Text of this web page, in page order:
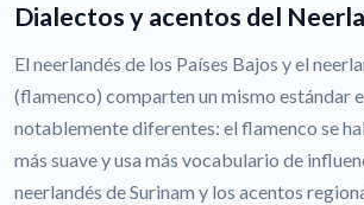
Dialectos y acentos del
El neerlandés de los Países Bajos y el
(flamenco) comparten un mismo estándar
notablemente diferentes: el flamenco se
más suave y usa más vocabulario de
neerlandés de Surinam y los acentos